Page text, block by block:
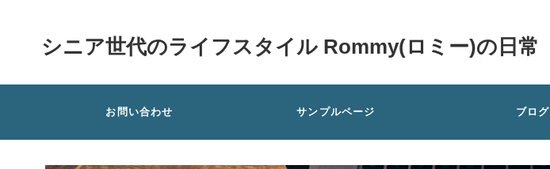
シニア世代のライフスタイル Rommy(ロミー)の日常
お問い合わせ サンプルページ ブログ